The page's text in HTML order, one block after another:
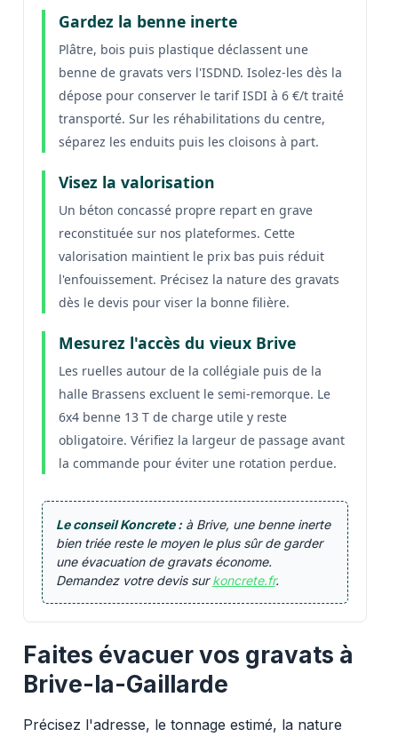
Gardez la benne inerte
Plâtre, bois puis plastique déclassent une
benne de gravats vers l'ISDND. Isolez-les dès la
dépose pour conserver le tarif ISDI à 6 €/t traité
transporté. Sur les réhabilitations du centre,
séparez les enduits puis les cloisons à part.
Visez la valorisation
Un béton concassé propre repart en grave
reconstituée sur nos plateformes. Cette
valorisation maintient le prix bas puis réduit
l'enfouissement. Précisez la nature des gravats
dès le devis pour viser la bonne filière.
Mesurez l'accès du vieux Brive
Les ruelles autour de la collégiale puis de la
halle Brassens excluent le semi-remorque. Le
6x4 benne 13 T de charge utile y reste
obligatoire. Vérifiez la largeur de passage avant
la commande pour éviter une rotation perdue.
Le conseil Koncrete :à Brive, une benne inerte
bien triée reste le moyen le plus sûr de garder
une évacuation de gravats économe.
Demandez votre devis surkoncrete.fr.
Faites évacuer vos gravats à
Brive-la-Gaillarde
Précisez l'adresse, le tonnage estimé, la nature